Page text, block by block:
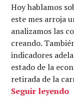
Hoy hablamos
este mes arroja
analizamos las
creando.
indicadores
estado de la
retirada de la
Seguir leyendo